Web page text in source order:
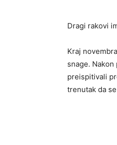
Dragi rakovi
Kraj
snage.
preispitivali
trenutak da